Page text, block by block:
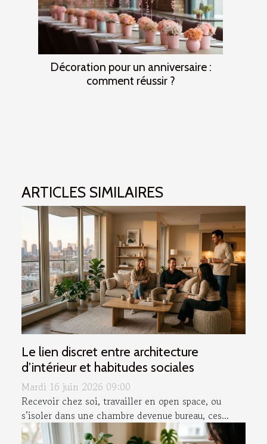
Décoration pour un anniversaire :
comment réussir ?
ARTICLES SIMILAIRES
Le lien discret entre architecture
d’intérieur et habitudes sociales
Mardi 16 juin 2026 09:00
Recevoir chez soi, travailler en open space, ou
s’isoler dans une chambre devenue bureau, ces...